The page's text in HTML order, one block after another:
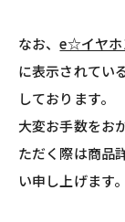
なお、e☆イヤホ
に表示されてい
しております。
大変お手数をお
ただく際は商品
い申し上げます。